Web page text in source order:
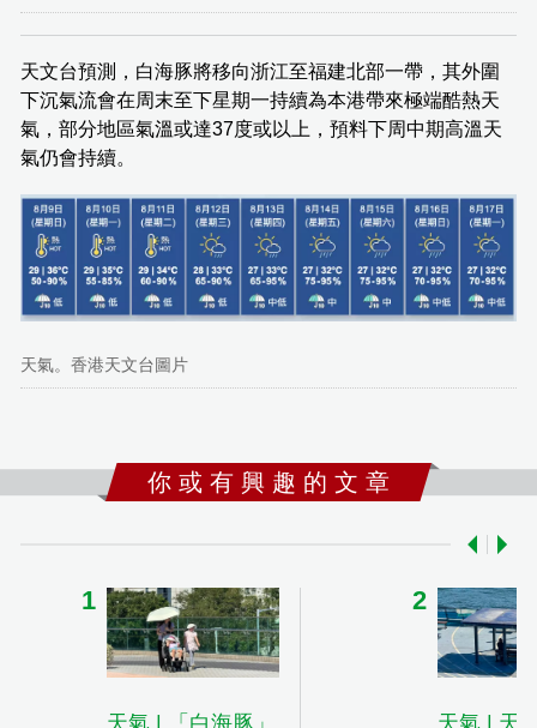
天文台預測，白海豚將移向浙江至福建北部一帶，其外圍
下沉氣流會在周末至下星期一持續為本港帶來極端酷熱天
氣，部分地區氣溫或達37度或以上，預料下周中期高溫天
氣仍會持續。
天氣。香港天文台圖片
你 或 有 興 趣 的 文 章